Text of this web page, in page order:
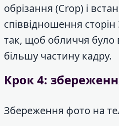
обрізання (Crop) і
співвідношення
так, щоб обличчя було
більшу частину кадру.
Крок 4:
Збереження фото на